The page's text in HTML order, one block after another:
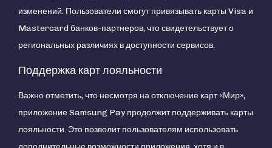
изменений. Пользователи смогут привязывать карты Visa и
Mastercard банков-партнеров, что свидетельствует о
региональных различиях в доступности сервисов.
Поддержка карт лояльности
Важно отметить, что несмотря на отключение карт «Мир»,
приложение Samsung Pay продолжит поддерживать карты
лояльности. Это позволит пользователям использовать